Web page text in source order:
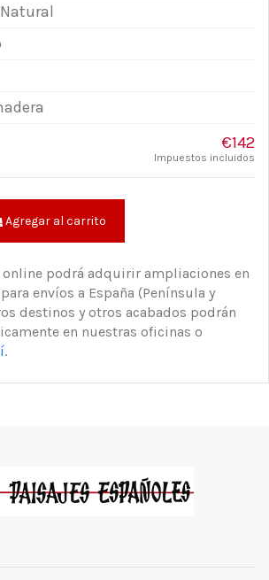
€142
Impuestos incluidos
Agregar al carrito
online podrá adquirir ampliaciones en
envíos a España (Península y
destinos y otros acabados podrán
en nuestras oficinas o
.